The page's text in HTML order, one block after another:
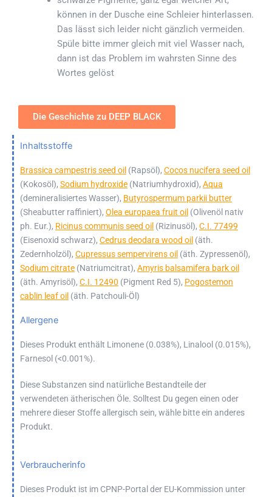
können in der Dusche eine Schleier hinterlassen.
Das lässt sich leider nicht gänzlich vermeiden.
Spüle bitte immer gleich mit viel Wasser nach,
dann ist das Problem im wahrsten Sinne des
Wortes gelöst
Die Geschichte zu DEEP BLACK
Inhaltsstoffe
Brassica campestris seed oil (Rapsöl), Cocos nucifera seed oil
(Kokosöl), Sodium hydroxide (Natriumhydroxid), Aqua
(demineralisiertes Wasser), Butyrospermum parkii butter
(Sheabutter raffiniert), Olea europaea fruit oil (Olivenöl nativ
ph. Eur.), Ricinus communis seed oil (Rizinusöl), C.I. 77499
(Eisenoxid schwarz), Cedrus deodara wood oil (äth.
Zedernholzöl), Cupressus sempervirens oil (äth. Zypressenöl),
Sodium citrate (Natriumcitrat), Amyris balsamifera bark oil
(äth. Amyrisöl), C.I. 12490 (Pigment Red 5), Pogostemon
cablin leaf oil (äth. Patchouli-Öl)
Allergene
Dieses Produkt enthält Limonene (0.038%), Linalool (0.015%),
Farnesol (<0.001%).
Diese Substanzen sind natürliche Bestandteile der
verwendeten ätherischen Öle. Solltest Du gegen einen oder
mehrere dieser Stoffe allergisch sein, wähle bitte ein anderes
Produkt.
Verbraucherinfo
Dieses Produkt ist im CPNP-Portal der EU-Kommission unter